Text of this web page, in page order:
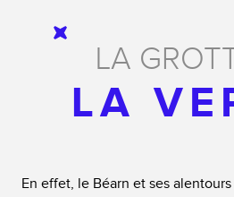
LA
LA
En effet, le Béarn et ses